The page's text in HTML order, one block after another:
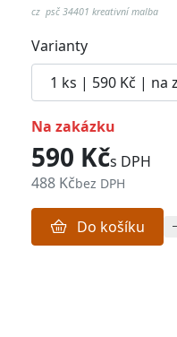
cz psč 34401 kreativní malba
Varianty
na zakázku
590 Kčs DPH
488 Kčbez DPH
Do košíku